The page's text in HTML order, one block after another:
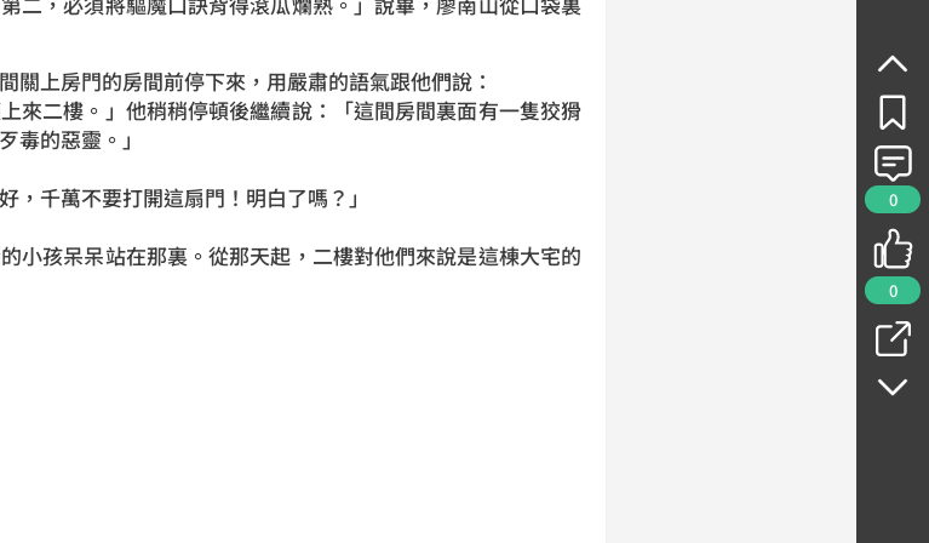
0
0
關上房門的房間前停下來，用嚴肅的語氣跟他們說：
來二樓。」他稍稍停頓後繼續說：「這間房間裏面有一隻狡猾
毒的惡靈。」
，千萬不要打開這扇門！明白了嗎？」
小孩呆呆站在那裏。從那天起，二樓對他們來說是這棟大宅的